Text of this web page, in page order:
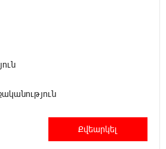
են եկել Յան Դիոմանդեի